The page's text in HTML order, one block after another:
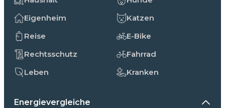
Eigenheim
Reise
Rechtsschutz
Leben
Katzen
E-Bike
Fahrrad
Kranken
Energievergleiche